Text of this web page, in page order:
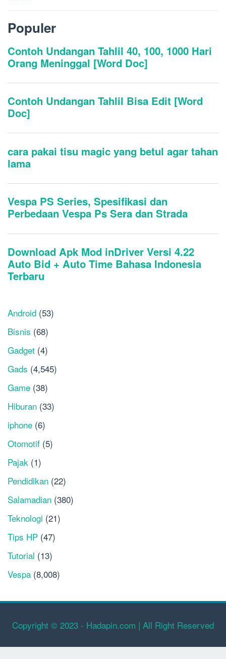
Populer
Android (53)
Bisnis (68)
Gadget (4)
Gads (4,545)
Game (38)
Hiburan (33)
iphone (6)
Otomotif (5)
Pajak (1)
Pendidikan (22)
Salamadian (380)
Teknologi (21)
Tips HP (47)
Tutorial (13)
Vespa (8,008)
Copyright © 2023 - Hadapin.com | All Right Reserved